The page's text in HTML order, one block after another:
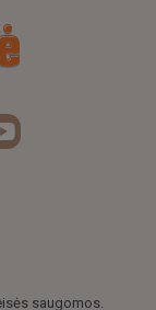
saugomos.